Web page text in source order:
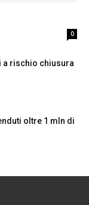
0
a rischio chiusura
oltre 1 mln di